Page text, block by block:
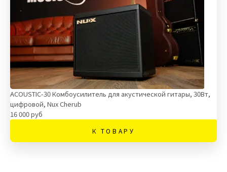
ACOUSTIC-30 Комбоусилитель для акустической гитары, 30Вт,
цифровой, Nux Cherub
16 000 руб
К ТОВАРУ